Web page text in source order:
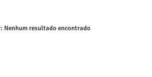
Nenhum resultado encontrado